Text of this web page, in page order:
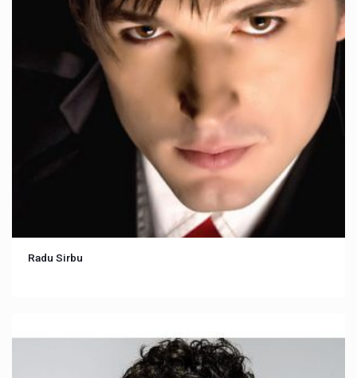
Radu Sirbu